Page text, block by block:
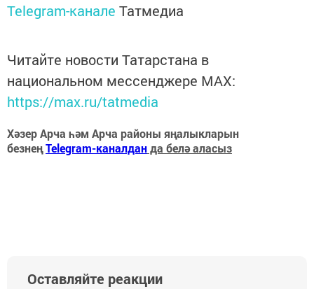
Telegram-канале Татмедиа
Читайте новости Татарстана в
национальном мессенджере MАХ:
https://max.ru/tatmedia
Хәзер Арча һәм Арча районы яңалыкларын
безнеңTelegram-каналданда белә аласыз
Оставляйте реакции